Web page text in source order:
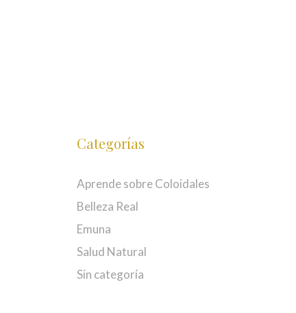
Categorías
Aprende sobre Coloidales
Belleza Real
Emuna
Salud Natural
Sin categoría